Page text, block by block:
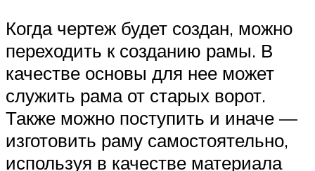
Когда чертеж будет создан, можно
переходить к созданию рамы. В
качестве основы для нее может
служить рама от старых ворот.
Также можно поступить и иначе —
изготовить раму самостоятельно,
используя в качестве материала